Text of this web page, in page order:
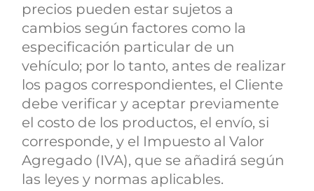
precios pueden estar sujetos a
cambios según factores como la
especificación particular de un
vehículo; por lo tanto, antes de realizar
los pagos correspondientes, el Cliente
debe verificar y aceptar previamente
el costo de los productos, el envío, si
corresponde, y el Impuesto al Valor
Agregado (IVA), que se añadirá según
las leyes y normas aplicables.